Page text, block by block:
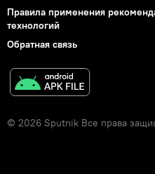
Правила применения
технологий
Обратная связь
© 2026 Sputnik Все права